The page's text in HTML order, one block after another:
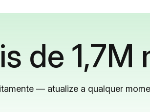
de 1,7M
— atualize a qualquer